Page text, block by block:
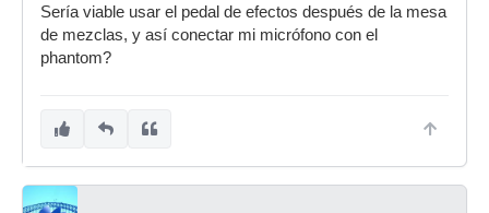
Sería viable usar el pedal de efectos después de la mesa
de mezclas, y así conectar mi micrófono con el
phantom?